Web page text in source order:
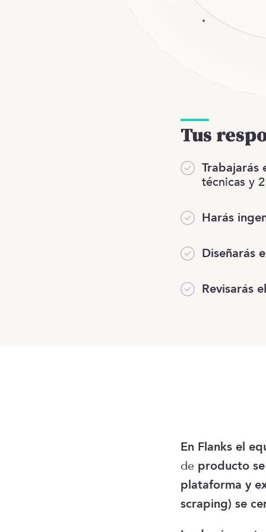
Tus
Trabajarás
técnicas y
Harás
Diseñarás
Revisarás
En Flanks el
de producto
plataforma y
scraping) se